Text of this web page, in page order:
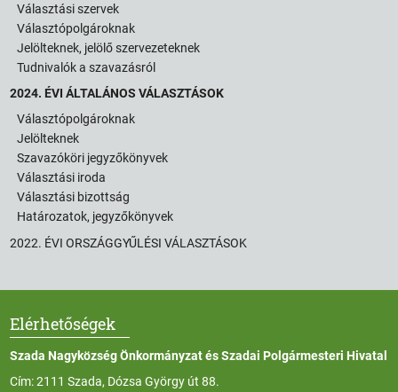
Választási szervek
Választópolgároknak
Jelölteknek, jelölő szervezeteknek
Tudnivalók a szavazásról
2024. ÉVI ÁLTALÁNOS VÁLASZTÁSOK
Választópolgároknak
Jelölteknek
Szavazóköri jegyzőkönyvek
Választási iroda
Választási bizottság
Határozatok, jegyzőkönyvek
2022. ÉVI ORSZÁGGYŰLÉSI VÁLASZTÁSOK
Elérhetőségek
Szada Nagyközség Önkormányzat és Szadai Polgármesteri Hivatal
Cím: 2111 Szada, Dózsa György út 88.